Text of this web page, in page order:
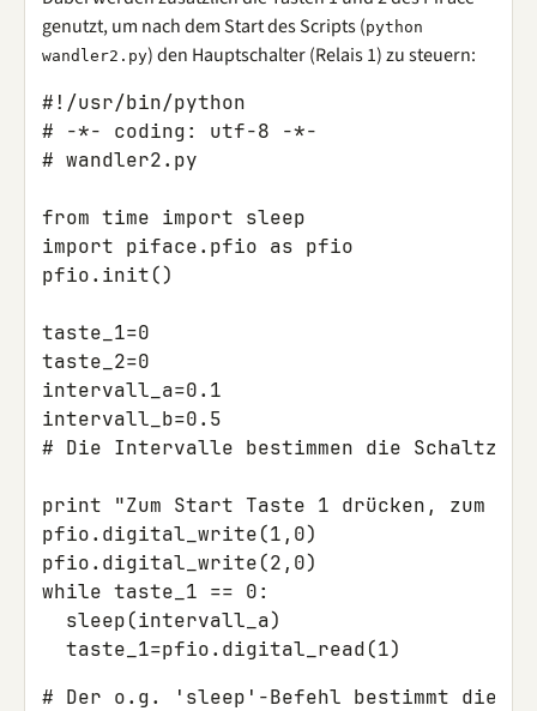
genutzt, um nach dem Start des Scripts (python
wandler2.py) den Hauptschalter (Relais 1) zu steuern:
#!/usr/bin/python
# -*- coding: utf-8 -*-
# wandler2.py
from time import sleep
import piface.pfio as pfio
pfio.init()
taste_1=0
taste_2=0
intervall_a=0.1
intervall_b=0.5
# Die Intervalle bestimmen die
print "Zum Start Taste 1 drücken, zum
pfio.digital_write(1,0)
pfio.digital_write(2,0)
while taste_1 == 0:
  sleep(intervall_a)
# Der o.g. 'sleep'-Befehl bestimmt die